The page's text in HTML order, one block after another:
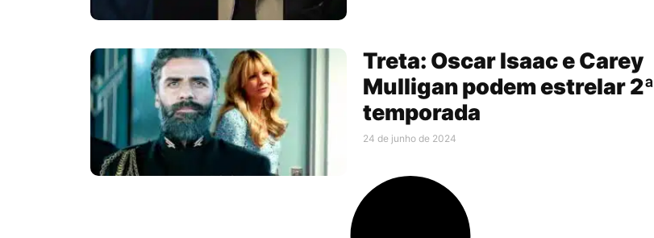
Treta: Oscar Isaac e Carey
Mulligan podem estrelar 2ª
temporada
24 de junho de 2024